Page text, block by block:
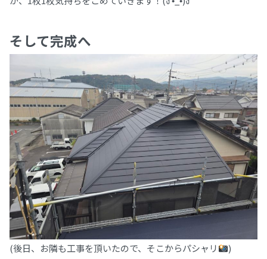
そして完成へ
(後日、お隣も工事を頂いたので、そこからパシャリ )